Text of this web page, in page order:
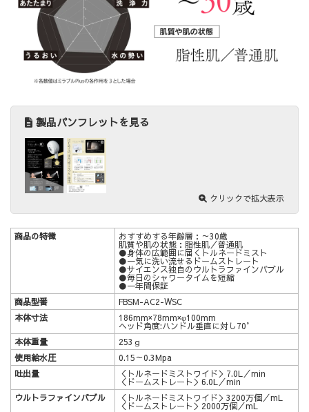
製品パンフレットを見る
クリックで拡大表示
商品の特徴 おすすめする年齢層：～30歳
肌質や肌の状態：脂性肌／普通肌
●身体の広範囲に届くトルネードミスト
●一気に洗い流せるドームストレート
●サイエンス独自のウルトラファインバブル
●毎日のシャワータイムを短縮
●一年間保証
商品型番
FBSM-AC2-WSC
本体寸法
186mm×78mm×φ100mm
ヘッド角度:ハンドル垂直に対し70°
本体重量
253ｇ
使用給水圧
0.15～0.3Mpa
吐出量
＜トルネードミストワイド＞7.0L／min
＜ドームストレート＞6.0L／min
ウルトラファインバブル
＜トルネードミストワイド＞3200万個／mL
＜ドームストレート＞2000万個／mL